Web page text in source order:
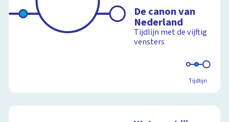
De canon van
Nederland
Tijdlijn met de vijftig
vensters
Tijdlijn